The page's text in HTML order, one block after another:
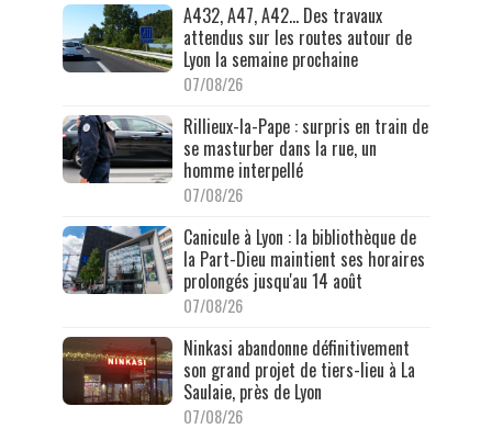
A432, A47, A42… Des travaux
attendus sur les routes autour de
Lyon la semaine prochaine
07/08/26
Rillieux-la-Pape : surpris en train de
se masturber dans la rue, un
homme interpellé
07/08/26
Canicule à Lyon : la bibliothèque de
la Part-Dieu maintient ses horaires
prolongés jusqu'au 14 août
07/08/26
Ninkasi abandonne définitivement
son grand projet de tiers-lieu à La
Saulaie, près de Lyon
07/08/26